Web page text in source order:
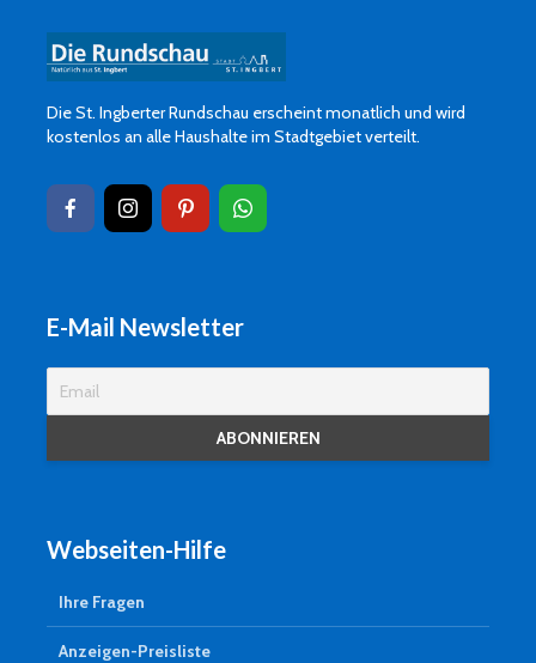
Die St. Ingberter Rundschau erscheint monatlich und wird
kostenlos an alle Haushalte im Stadtgebiet verteilt.
E-Mail Newsletter
Webseiten-Hilfe
Ihre Fragen
Anzeigen-Preisliste